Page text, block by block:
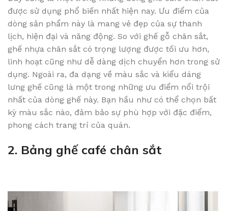
được sử dụng phổ biến nhất hiện nay. Ưu điểm của
dòng sản phẩm này là mang vẻ đẹp của sự thanh
lịch, hiện đại và năng động. So với ghế gỗ chân sắt,
ghế nhựa chân sắt có trọng lượng được tối ưu hơn,
linh hoạt cũng như dễ dàng dịch chuyển hơn trong sử
dụng. Ngoài ra, đa dạng về màu sắc và kiểu dáng
lưng ghế cũng là một trong những ưu điểm nổi trội
nhất của dòng ghế này. Bạn hầu như có thể chọn bất
kỳ màu sắc nào, đảm bảo sự phù hợp với đặc điểm,
phong cách trang trí của quán.
2. Bảng ghế café chân sắt